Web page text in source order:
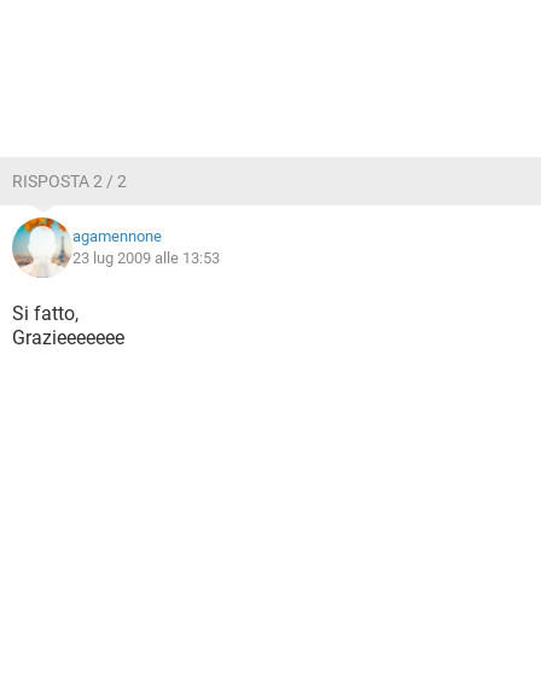
RISPOSTA 2 / 2
agamennone
23 lug 2009 alle 13:53
Si fatto,
Grazieeeeeee